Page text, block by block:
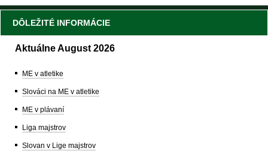
DÔLEŽITÉ INFORMÁCIE
Aktuálne August 2026
ME v atletike
Slováci na ME v atletike
ME v plávaní
Liga majstrov
Slovan v Lige majstrov